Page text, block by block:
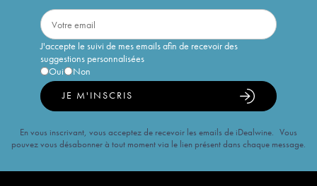
J'accepte le suivi de mes emails afin de recevoir des
suggestions personnalisées
Oui
Non
JE M'INSCRIS
En vous inscrivant, vous acceptez de recevoir les emails de iDealwine. Vous
pouvez vous désabonner à tout moment via le lien présent dans chaque message.